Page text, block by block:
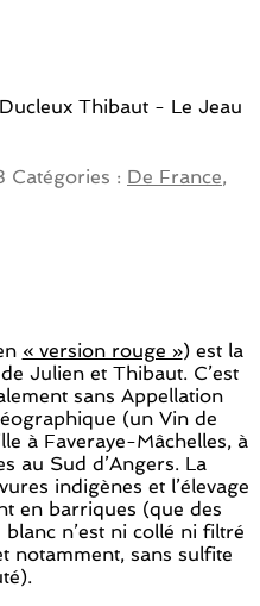
Thibaut - Le Jeau
Catégories : De France,
« version rouge ») est la
Julien et Thibaut. C’est
sans Appellation
(un Vin de
à Faveraye-Mâchelles, à
au Sud d’Angers. La
indigènes et l’élevage
en barriques (que des
n’est ni collé ni filtré
notamment, sans sulfite